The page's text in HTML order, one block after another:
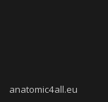
anatomic4all.eu